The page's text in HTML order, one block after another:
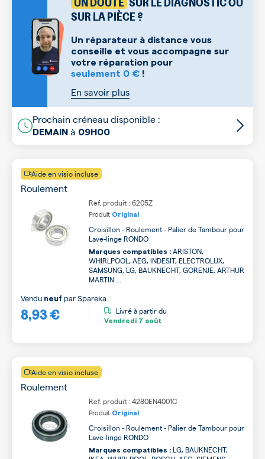
SUR LA PIÈCE ?
Un réparateur à distance vous
conseille et vous accompagne sur
votre réparation pour
seulement 0 € !
En savoir plus
Prochain créneau disponible :
DEMAIN à 09H00
Aide en visio incluse
Roulement
Ref. produit : 6205Z
Produit Original
Croisillon - Roulement - Palier de Tambour pour
Lave-linge RONDO
Marques compatibles : ARISTON,
WHIRLPOOL, AEG, INDESIT, ELECTROLUX,
SAMSUNG, LG, BAUKNECHT, GORENJE, ARTHUR
MARTIN ...
8,93 €
Vendu neuf parSpareka
Livré à partir du
Vendredi 7 août
Aide en visio incluse
Roulement
Ref. produit : 4280EN4001C
Produit Original
Croisillon - Roulement - Palier de Tambour pour
Lave-linge RONDO
Marques compatibles : LG, BAUKNECHT,